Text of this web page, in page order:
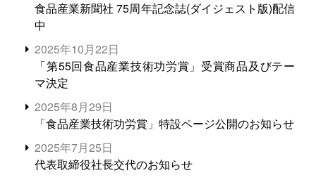
食品産業新聞社 75周年記念誌(ダイジェスト版)配信
中
2025年10月22日
「第55回食品産業技術功労賞」受賞商品及びテー
マ決定
2025年8月29日
「食品産業技術功労賞」特設ページ公開のお知らせ
2025年7月25日
代表取締役社長交代のお知らせ